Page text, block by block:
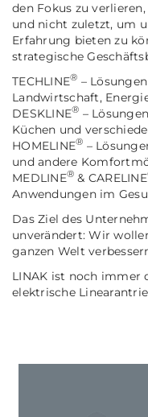
den Fokus zu
und nicht zuletzt, um
Erfahrung bieten zu
strategische
TECHLINE® –
Landwirtschaft,
DESKLINE® –
Küchen und
HOMELINE® –
und andere
MEDLINE® & CARELINE
Anwendungen im
Das Ziel des
unverändert: Wir
ganzen Welt
LINAK ist noch immer
elektrische